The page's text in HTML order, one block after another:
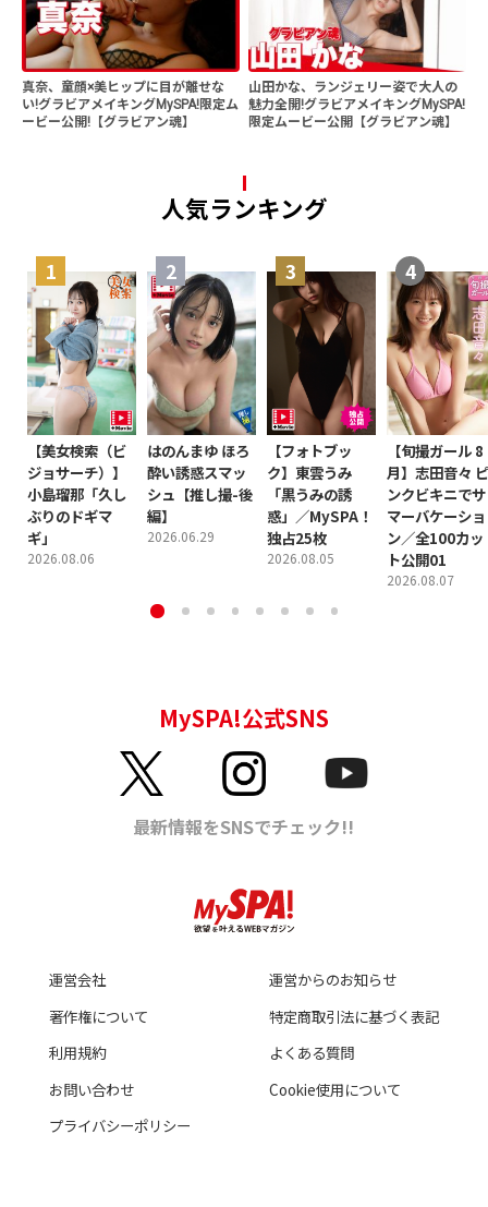
真奈、童顔×美ヒップに目が離せな
い!グラビアメイキングMySPA!限定ム
ービー公開!【グラビアン魂】
山田かな、ランジェリー姿で大人の
魅力全開!グラビアメイキングMySPA!
限定ムービー公開【グラビアン魂】
人気ランキング
【美女検索（ビ
ジョサーチ）】
小島瑠那「久し
ぶりのドギマ
ギ」
2026.08.06
はのんまゆ ほろ
酔い誘惑スマッ
シュ【推し撮-後
編】
2026.06.29
【フォトブッ
ク】東雲うみ
「黒うみの誘
惑」／MySPA！
独占25枚
2026.08.05
【旬撮ガール 8
月】志田音々 ピ
ンクビキニでサ
マーバケーショ
ン／全100カッ
ト公開01
2026.08.07
運営会社
運営からのお知らせ
著作権について
特定商取引法に基づく表記
利用規約
よくある質問
お問い合わせ
Cookie使用について
プライバシーポリシー